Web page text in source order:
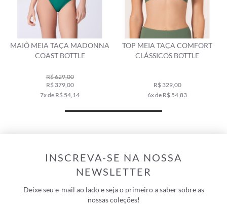
MAIÔ MEIA TAÇA MADONNA
COAST BOTTLE
R$ 629,00
R$ 379,00
7x de R$ 54,14
TOP MEIA TAÇA COMFORT
CLÁSSICOS BOTTLE
R$ 329,00
6x de R$ 54,83
INSCREVA-SE NA NOSSA
NEWSLETTER
Deixe seu e-mail ao lado e seja o primeiro a saber sobre as
nossas coleções!